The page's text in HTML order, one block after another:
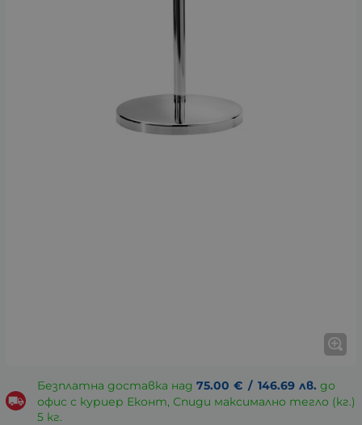
Безплатна доставка над 75.00 € / 146.69 лв. до
офис с куриер Еконт, Спиди максимално тегло (кг.)
5 кг.